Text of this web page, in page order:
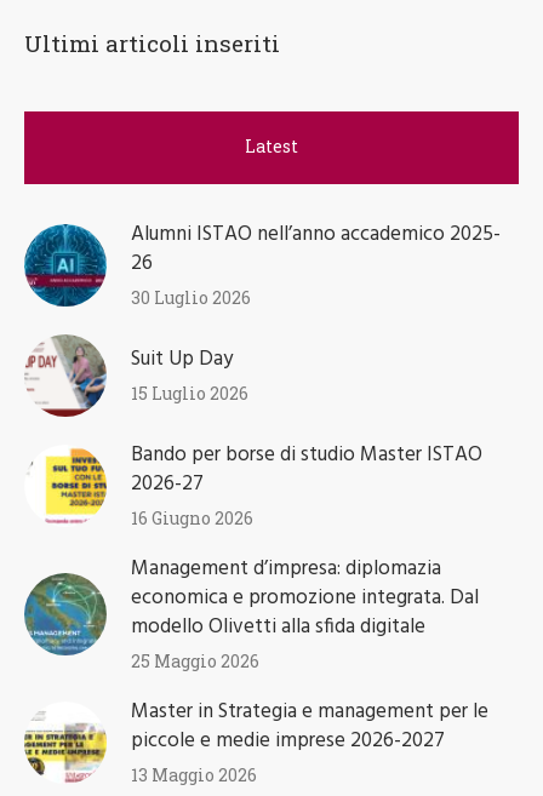
Ultimi articoli inseriti
Latest
Alumni ISTAO nell’anno accademico 2025-
26
30 Luglio 2026
Suit Up Day
15 Luglio 2026
Bando per borse di studio Master ISTAO
2026-27
16 Giugno 2026
Management d’impresa: diplomazia
economica e promozione integrata. Dal
modello Olivetti alla sfida digitale
25 Maggio 2026
Master in Strategia e management per le
piccole e medie imprese 2026-2027
13 Maggio 2026